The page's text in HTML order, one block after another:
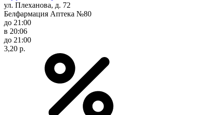
ул. Плеханова, д. 72
Белфармация Аптека №80
до 21:00
в 20:06
до 21:00
3,20 р.